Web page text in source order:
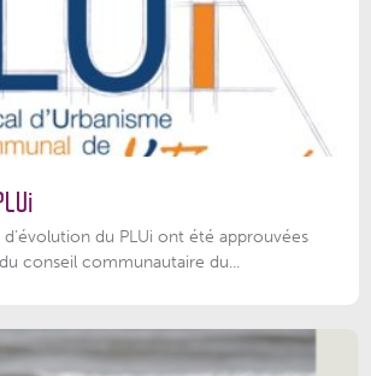
du PLUi ont été approuvées
conseil communautaire du...